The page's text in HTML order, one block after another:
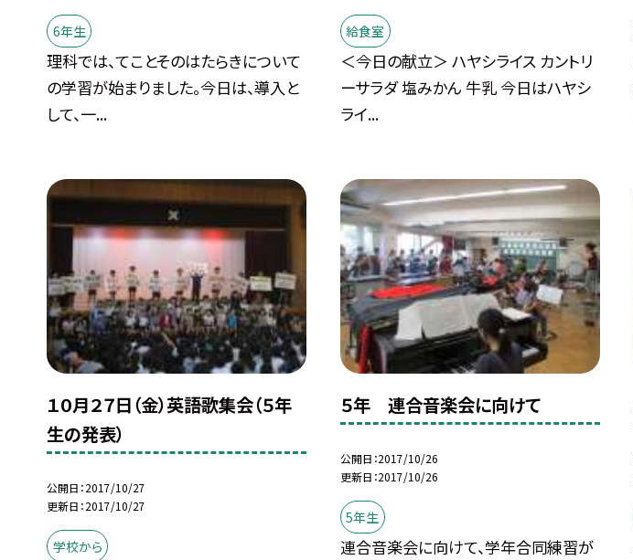
6年生
理科では、てことそのはたらきについて
の学習が始まりました。今日は、導入と
して、一...
給食室
＜今日の献立＞ ハヤシライス カントリ
ーサラダ 塩みかん 牛乳 今日はハヤシ
ライ...
１０月２７日（金）英語歌集会（５年
生の発表）
公開日 2017/10/27
更新日 2017/10/27
学校から
５年 連合音楽会に向けて
公開日 2017/10/26
更新日 2017/10/26
5年生
連合音楽会に向けて、学年合同練習が